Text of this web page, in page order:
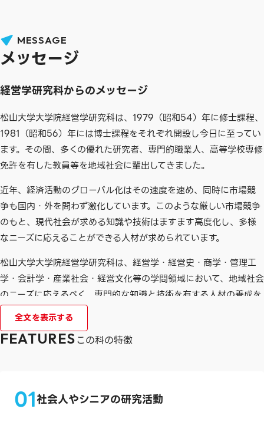
MESSAGE
メッセージ
経営学研究科からのメッセージ
松山大学大学院経営学研究科は、1979（昭和54）年に修士課程、
1981（昭和56）年には博士課程をそれぞれ開設し今日に至ってい
ます。その間、多くの優れた研究者、専門的職業人、高等学校専修
免許を有した教員等を地域社会に輩出してきました。
近年、経済活動のグローバル化はその速度を速め、同時に市場競
争も国内・外を問わず激化しています。このような厳しい市場競争
のもと、現代社会が求める知識や技術はますます高度化し、多様
なニーズに応えることができる人材が求められています。
松山大学大学院経営学研究科は、経営学・経営史・商学・管理工
学・会計学・産業社会・経営文化等の学問領域において、地域社会
のニーズに応えるべく、専門的な知識と技術を有する人材の養成を
目指しています。
従来、大学の学部を卒業した学部生が、実社会に出ることなしにそ
いは企業や組織が抱える具体的な問題を解決するための方法を明ら
全文を表示する
FEATURESこの科の特徴
社会人やシニアの研究活動